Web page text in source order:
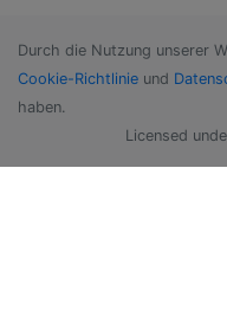
Durch die Nutzung unserer
Cookie-Richtlinie und
haben.
Licensed